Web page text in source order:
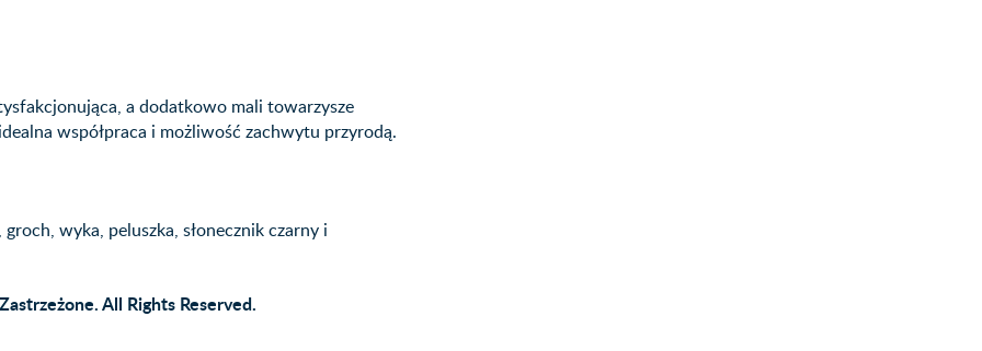
a dodatkowo mali towarzysze
współpraca i możliwość zachwytu przyrodą.
wyka, peluszka, słonecznik czarny i
All Rights Reserved.